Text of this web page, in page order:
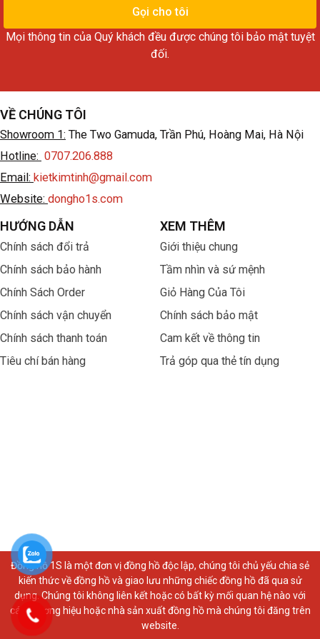
thoại
Gọi cho tôi
Mọi thông tin của Quý khách đều được chúng tôi bảo mật tuyệt
đối.
VỀ CHÚNG TÔI
Showroom 1: The Two Gamuda, Trần Phú, Hoàng Mai, Hà Nội
Hotline: 0707.206.888
Email: kietkimtinh@gmail.com
Website: dongho1s.com
HƯỚNG DẪN
Chính sách đổi trả
Chính sách bảo hành
Chính Sách Order
Chính sách vận chuyển
Chính sách thanh toán
Tiêu chí bán hàng
XEM THÊM
Giới thiệu chung
Tầm nhìn và sứ mệnh
Giỏ Hàng Của Tôi
Chính sách bảo mật
Cam kết về thông tin
Trả góp qua thẻ tín dụng
Đồng hồ 1S là một đơn vị đồng hồ độc lập, chúng tôi chủ yếu chia sẻ
kiến thức về đồng hồ và giao lưu những chiếc đồng hồ đã qua sử
dụng. Chúng tôi không liên kết hoặc có bất kỳ mối quan hệ nào với
các thương hiệu hoặc nhà sản xuất đồng hồ mà chúng tôi đăng trên
website.